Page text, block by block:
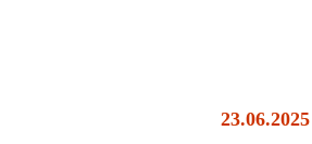
23.06.2025